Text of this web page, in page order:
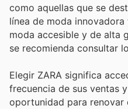
como aquellas que se
línea de moda
moda accesible y de alta
se recomienda consultar
Elegir ZARA significa
frecuencia de sus ventas
oportunidad para renovar